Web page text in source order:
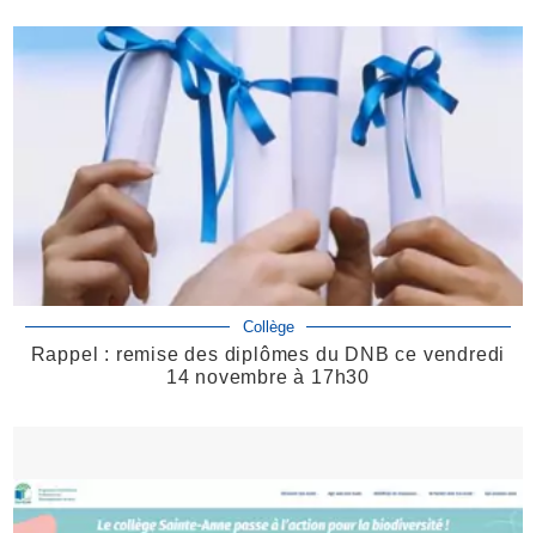
Collège
Rappel : remise des diplômes du DNB ce vendredi
14 novembre à 17h30